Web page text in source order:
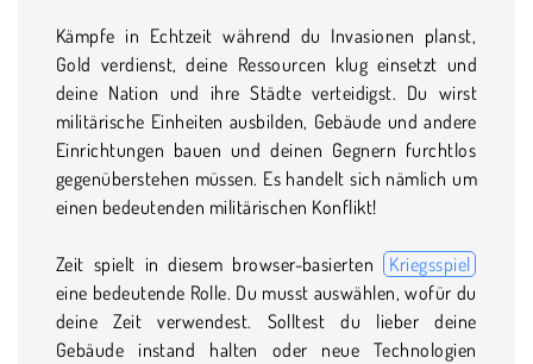
Kämpfe in Echtzeit während du Invasionen planst,
Gold verdienst, deine Ressourcen klug einsetzt und
deine Nation und ihre Städte verteidigst. Du wirst
militärische Einheiten ausbilden, Gebäude und andere
Einrichtungen bauen und deinen Gegnern furchtlos
gegenüberstehen müssen. Es handelt sich nämlich um
einen bedeutenden militärischen Konflikt!
Zeit spielt in diesem browser-basierten Kriegsspiel
eine bedeutende Rolle. Du musst auswählen, wofür du
deine Zeit verwendest. Solltest du lieber deine
Gebäude instand halten oder neue Technologien